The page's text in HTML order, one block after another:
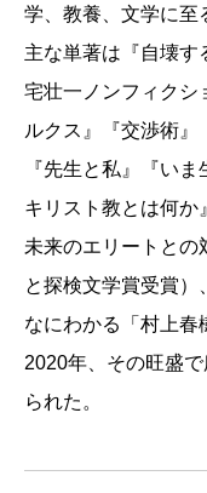
になっている時代
も政治でも経済で
主張し、「悪いの
を血眼になって探
として椅子取りゲ
だけがいつも空席
が、いつのまにか
ない。
主なテーマは、こ
ステムの不備につ
や、素人目に見て
学、教養、文学に至
主な単著は『自壊す
宅壮一ノンフィクシ
ルクス』『交渉術』
『先生と私』『い
キリスト教とは何
未来のエリートとの
と探検文学賞受賞）
なにわかる「村上春
2020年、その旺盛
られた。